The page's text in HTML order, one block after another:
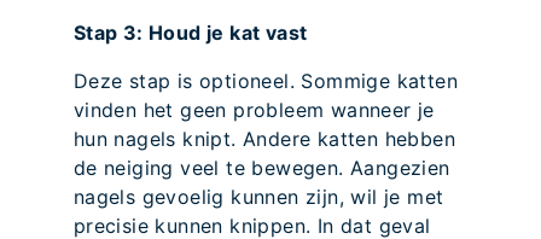
Stap 3: Houd je kat vast
Deze stap is optioneel. Sommige katten
vinden het geen probleem wanneer je
hun nagels knipt. Andere katten hebben
de neiging veel te bewegen. Aangezien
nagels gevoelig kunnen zijn, wil je met
precisie kunnen knippen. In dat geval